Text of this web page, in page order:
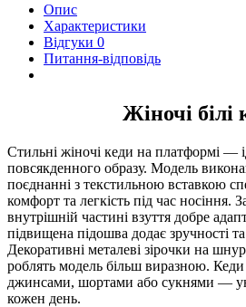
Опис
Характеристики
Відгуки 0
Питання-відповідь
Жіночі білі
Стильні жіночі кеди на платформі —
повсякденного образу. Модель
поєднанні з текстильною вставкою
комфорт та легкість під час носіння.
внутрішній частині взуття добре
підвищена підошва додає зручності
Декоративні металеві зірочки на
роблять модель більш виразною. Кеди
джинсами, шортами або сукнями —
кожен день.